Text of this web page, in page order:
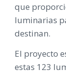
que
luminarias
destinan.
El proyecto
estas 123